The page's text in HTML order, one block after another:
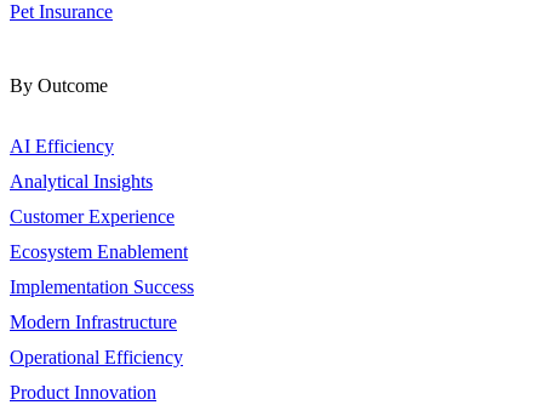
Pet Insurance
By Outcome
AI Efficiency
Analytical Insights
Customer Experience
Ecosystem Enablement
Implementation Success
Modern Infrastructure
Operational Efficiency
Product Innovation